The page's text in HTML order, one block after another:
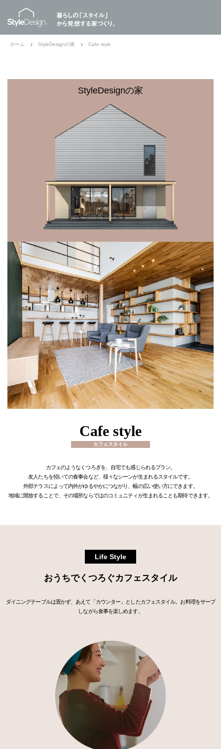
ホーム StyleDesignの家 Cafe style
StyleDesignの家
Cafe style
カフェスタイル
カフェのようなくつろぎを、自宅でも感じられるプラン。
友人たちを招いての食事会など、様々なシーンが生まれるスタイルです。
外部テラスによって内外がゆるやかにつながり、幅の広い使い方にできます。
地域に開放することで、その場所ならではのコミュニティが生まれることも期待できます。
Life Style
おうちでくつろぐカフェスタイル
ダイニングテーブルは置かず、あえて「カウンター」としたカフェスタイル。 お料理をサーブ
しながら食事を楽しめます。